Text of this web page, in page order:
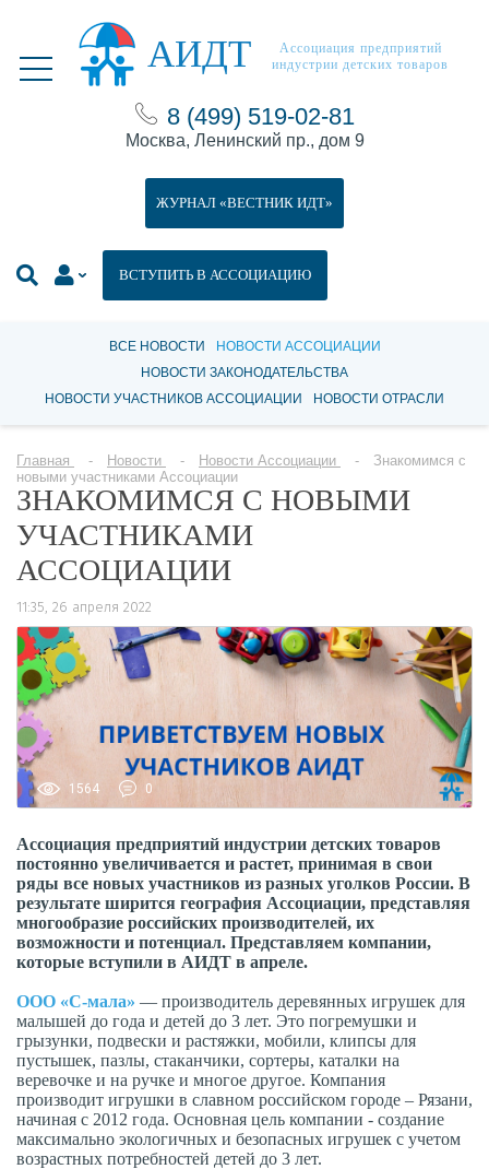
АИДТ
Ассоциация предприятий
индустрии детских товаров
8 (499) 519-02-81
Москва, Ленинский пр., дом 9
ВСТУПИТЬ В АССОЦИАЦИЮ
ЖУРНАЛ «ВЕСТНИК ИДТ»
ВСЕ НОВОСТИ
НОВОСТИ АССОЦИАЦИИ
НОВОСТИ ЗАКОНОДАТЕЛЬСТВА
НОВОСТИ УЧАСТНИКОВ АССОЦИАЦИИ
НОВОСТИ ОТРАСЛИ
Главная Новости Новости Ассоциации
Знакомимся с
новыми участниками Ассоциации
ЗНАКОМИМСЯ С НОВЫМИ
УЧАСТНИКАМИ
АССОЦИАЦИИ
11:35, 26 апреля 2022
1564 0
Ассоциация предприятий индустрии детских товаров
постоянно увеличивается и растет, принимая в свои
ряды все новых участников из разных уголков России. В
результате ширится география Ассоциации, представляя
многообразие российских производителей, их
возможности и потенциал. Представляем компании,
которые вступили в АИДТ в апреле.
ООО «С-мала» — производитель деревянных игрушек для
малышей до года и детей до 3 лет. Это погремушки и
грызунки, подвески и растяжки, мобили, клипсы для
пустышек, пазлы, стаканчики, сортеры, каталки на
веревочке и на ручке и многое другое. Компания
производит игрушки в славном российском городе – Рязани,
начиная с 2012 года. Основная цель компании - создание
максимально экологичных и безопасных игрушек с учетом
возрастных потребностей детей до 3 лет.